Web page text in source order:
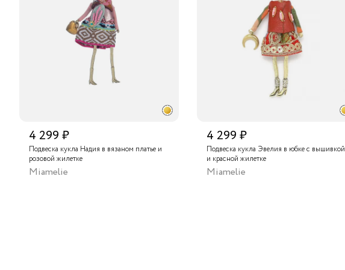
4 299 ₽
Подвеска кукла Надия в вязаном платье и
розовой жилетке
Miamelie
4 299 ₽
Подвеска кукла Эвелия в юбке с вышивкой
и красной жилетке
Miamelie